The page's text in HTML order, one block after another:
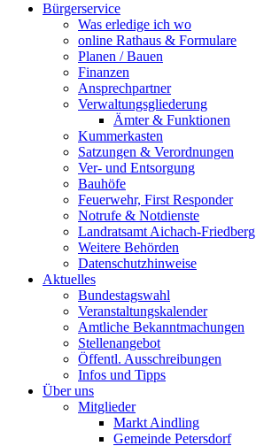
Bürgerservice
Was erledige ich wo
online Rathaus & Formulare
Planen / Bauen
Finanzen
Ansprechpartner
Verwaltungsgliederung
Ämter & Funktionen
Kummerkasten
Satzungen & Verordnungen
Ver- und Entsorgung
Bauhöfe
Feuerwehr, First Responder
Notrufe & Notdienste
Landratsamt Aichach-Friedberg
Weitere Behörden
Datenschutzhinweise
Aktuelles
Bundestagswahl
Veranstaltungskalender
Amtliche Bekanntmachungen
Stellenangebot
Öffentl. Ausschreibungen
Infos und Tipps
Über uns
Mitglieder
Markt Aindling
Gemeinde Petersdorf